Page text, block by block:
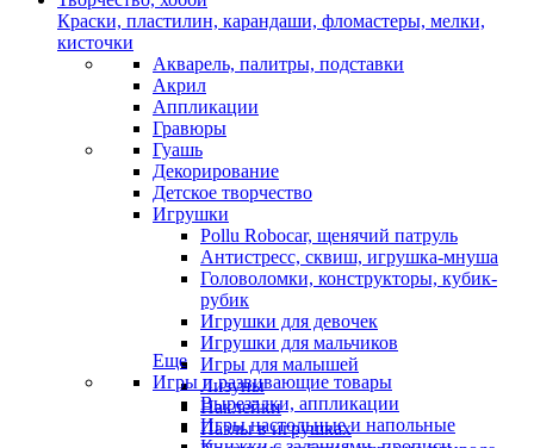
Краски, пластилин, карандаши, фломастеры, мелки,
кисточки
Акварель, палитры, подставки
Акрил
Аппликации
Гравюры
Гуашь
Декорирование
Детское творчество
Игрушки
Pollu Robocar, щенячий патруль
Антистресс, сквиш, игрушка-мнуша
Головоломки, конструкторы, кубик-
рубик
Игрушки для девочек
Игрушки для мальчиков
Игры для малышей
Лизуны
Наклейки
Пазлы в игрушках
Еще
Игры и развивающие товары
Вырезалки, аппликации
Игры настольные и напольные